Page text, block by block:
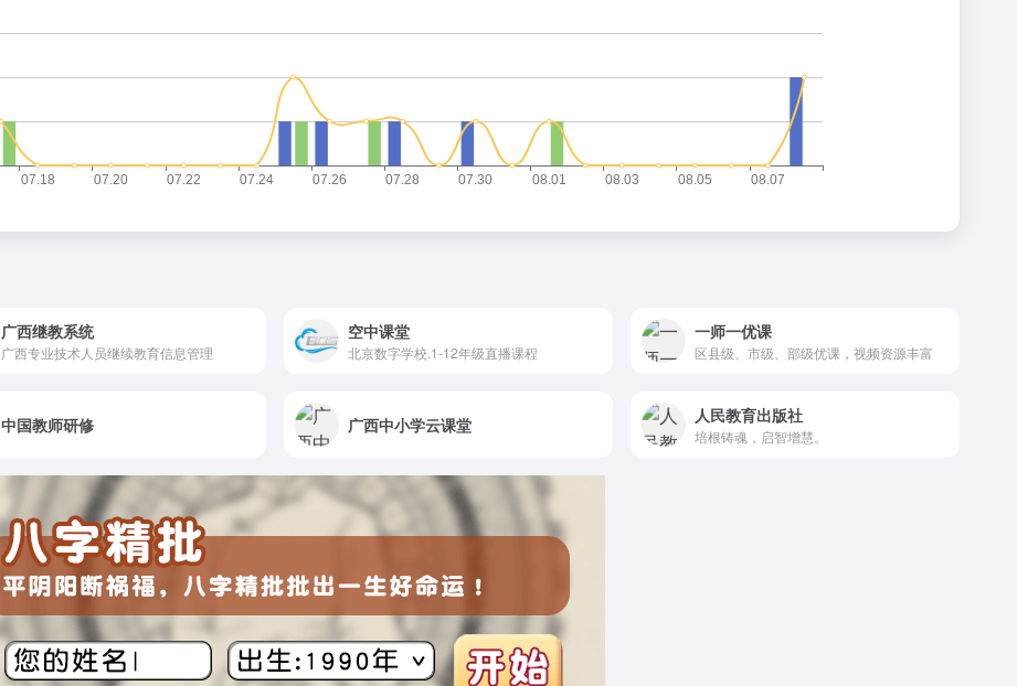
广西继教系统
广西专业技术人员继续教育信息管理
空中课堂
北京数字学校.1-12年级直播课程
一师一优课
区县级、市级、部级优课，视频资源丰富
中国教师研修 广西中小学云课堂 人民教育出版社
培根铸魂，启智增慧。